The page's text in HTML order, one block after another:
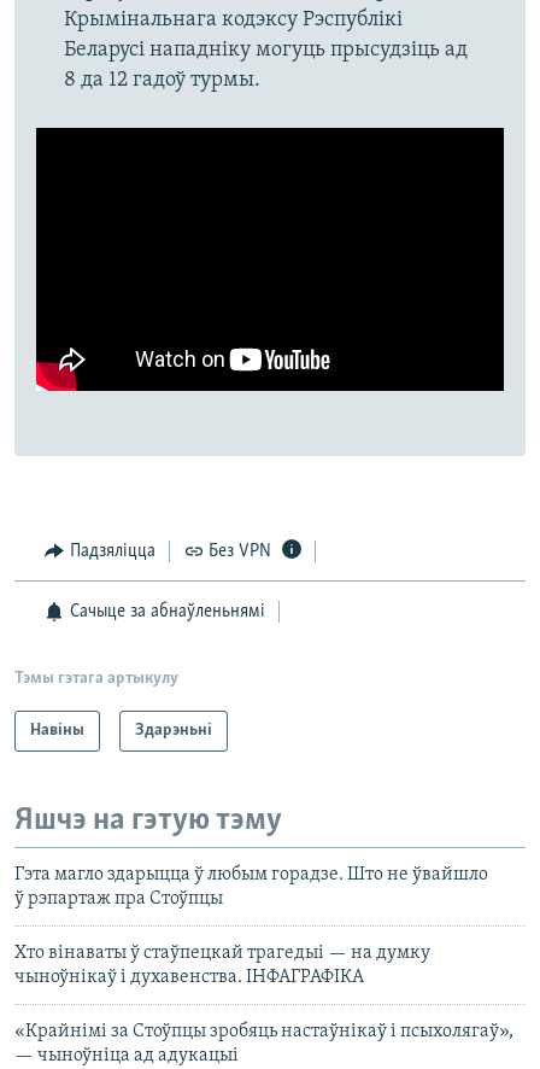
Крымінальнага кодэксу Рэспублікі
Беларусі нападніку могуць прысудзіць ад
8 да 12 гадоў турмы.
Падзяліцца Без VPN
Сачыце за абнаўленьнямі
Тэмы гэтага артыкулу
Навіны Здарэньні
Яшчэ на гэтую тэму
Гэта магло здарыцца ў любым горадзе. Што не ўвайшло
ў рэпартаж пра Стоўпцы
Хто вінаваты ў стаўпецкай трагедыі — на думку
чыноўнікаў і духавенства. ІНФАГРАФІКА
«Крайнімі за Стоўпцы зробяць настаўнікаў і псыхолягаў»,
— чыноўніца ад адукацыі